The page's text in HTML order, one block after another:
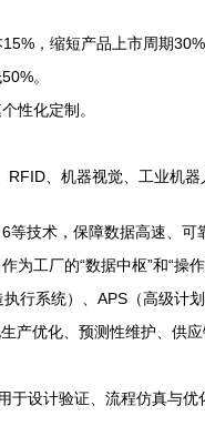
，缩短产品上市周期30%
。
性化定制。
RFID、机器视觉、工业机
技术，保障数据高速、可
为工厂的“数据中枢”和“
行系统）、APS（高级
产优化、预测性维护、供
于设计验证、流程仿真与优